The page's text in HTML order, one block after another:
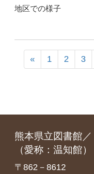
地区での様子
« 1 2 3
熊本県立図書館
（愛称：温知館）
〒862－8612